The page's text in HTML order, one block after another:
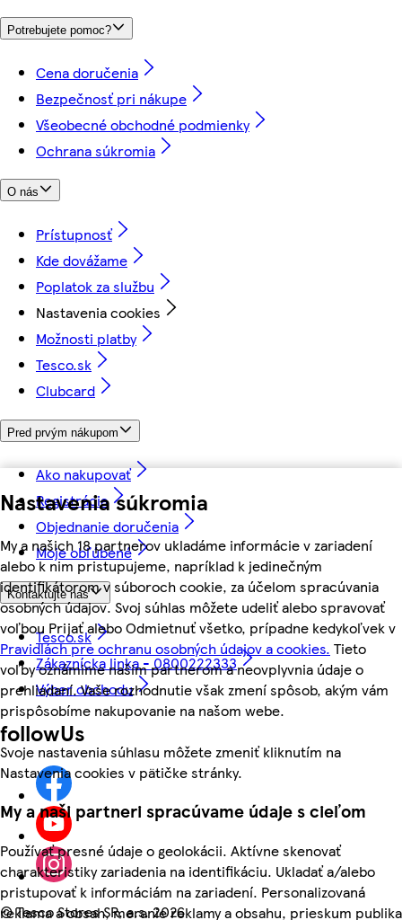
Nastavenia súkromia
My a našich 18 partnerov ukladáme informácie v zariadení
alebo k nim pristupujeme, napríklad k jedinečným
identifikátorom v súboroch cookie, za účelom spracúvania
osobných údajov. Svoj súhlas môžete udeliť alebo spravovať
voľbou Prijať alebo Odmietnuť všetko, prípadne kedykoľvek v
Pravidlách pre ochranu osobných údajov a cookies. Tieto
voľby oznámime našim partnerom a neovplyvnia údaje o
prehliadaní. Vaše rozhodnutie však zmení spôsob, akým vám
prispôsobíme nakupovanie na našom webe.
Svoje nastavenia súhlasu môžete zmeniť kliknutím na
Nastavenia cookies v pätičke stránky.
My a naši partneri spracúvame údaje s cieľom
Používať presné údaje o geolokácii. Aktívne skenovať
charakteristiky zariadenia na identifikáciu. Ukladať a/alebo
pristupovať k informáciám na zariadení. Personalizovaná
reklama a obsah, meranie reklamy a obsahu, prieskum publika
Potrebujete pomoc?
Cena doručenia
Bezpečnosť pri nákupe
Všeobecné obchodné podmienky
Ochrana súkromia
O nás
Prístupnosť
Kde dovážame
Poplatok za službu
Nastavenia cookies
Možnosti platby
Tesco.sk
Clubcard
Pred prvým nákupom
Ako nakupovať
Registrácia
Objednanie doručenia
Moje obľúbené
Kontaktujte nás
Tesco.sk
Zákaznícka linka - 0800222333
Výber obchodu
followUs
©Tesco Stores SR, a.s. 2026